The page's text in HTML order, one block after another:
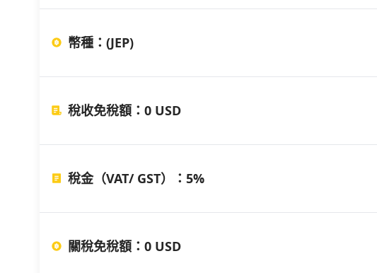
幣種 ： (JEP)
稅收免稅額 ： 0 USD
稅金（VAT/ GST） ： 5%
關稅免稅額 ： 0 USD